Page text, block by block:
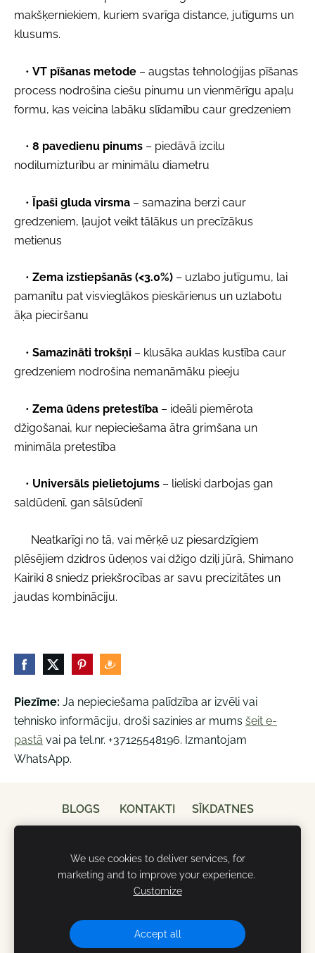
Piezīme: Ja nepieciešama palīdzība ar izvēli vai
tehnisko informāciju, droši sazinies ar mums šeit e-
pastā vai pa tel.nr. +37125548196. Izmantojam
WhatsApp.
makšķerniekiem, kuriem svarīga distance, jutīgums un
klusums.
• VT pīšanas metode – augstas tehnoloģijas pīšanas
process nodrošina ciešu pinumu un vienmērīgu apaļu
formu, kas veicina labāku slīdamību caur gredzeniem
• 8 pavedienu pinums – piedāvā izcilu
nodilumizturību ar minimālu diametru
• Īpaši gluda virsma – samazina berzi caur
gredzeniem, ļaujot veikt tālākus un precīzākus
metienus
• Zema izstiepšanās (<3.0%) – uzlabo jutīgumu, lai
pamanītu pat visvieglākos pieskārienus un uzlabotu
āķa pieciršanu
• Samazināti trokšņi – klusāka auklas kustība caur
gredzeniem nodrošina nemanāmāku pieeju
• Zema ūdens pretestība – ideāli piemērota
džigošanai, kur nepieciešama ātra grimšana un
minimāla pretestība
• Universāls pielietojums – lieliski darbojas gan
saldūdenī, gan sālsūdenī
Neatkarīgi no tā, vai mērķē uz piesardzīgiem
plēsējiem dzidros ūdeņos vai džigo dziļi jūrā, Shimano
Kairiki 8 sniedz priekšrocības ar savu precizitātes un
jaudas kombināciju.
BLOGS KONTAKTI SĪKDATNES
We use cookies to deliver services, for
marketing and to improve your experience.
Customize
Accept all